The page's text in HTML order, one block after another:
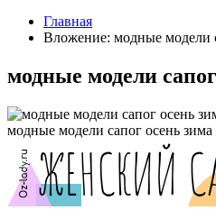
Главная
Вложение: модные модели
модные модели
модные модели сапог осень зима